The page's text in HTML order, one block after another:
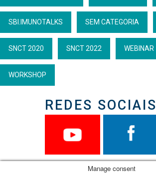
SBI.IMUNOTALKS SEM CATEGORIA
SNCT 2020 SNCT 2022 WEBINAR
WORKSHOP
REDES SOCIAIS
Manage consent